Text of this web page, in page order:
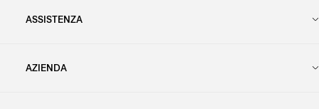
ASSISTENZA
AZIENDA